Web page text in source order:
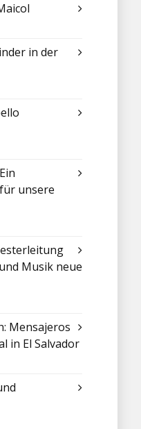
in der
unsere
Musik neue
Mensajeros
in El Salvador